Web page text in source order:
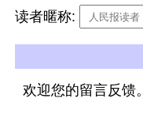
读者暱称:
欢迎您的留言反馈。